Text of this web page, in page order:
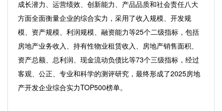
成长潜力、运营绩效、创新能力、产品品质和社会责任八大
方面全面衡量企业的综合实力，采用了收入规模、开发规
模、资产规模、利润规模、融资能力等25个二级指标，包括
房地产业务收入、持有性物业租赁收入、房地产销售面积、
资产总额、总利润、现金流动负债比等73个三级指标，经过
客观、公正、专业和科学的测评研究，最终形成了2025房地
产开发企业综合实力TOP500榜单。